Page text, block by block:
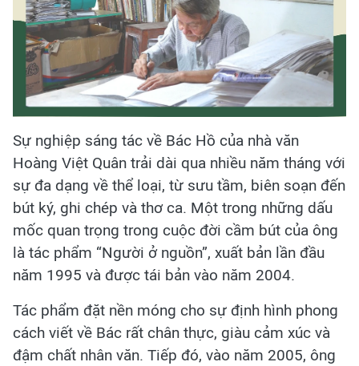
Sự nghiệp sáng tác về Bác Hồ của nhà văn
Hoàng Việt Quân trải dài qua nhiều năm tháng với
sự đa dạng về thể loại, từ sưu tầm, biên soạn đến
bút ký, ghi chép và thơ ca. Một trong những dấu
mốc quan trọng trong cuộc đời cầm bút của ông
là tác phẩm “Người ở nguồn”, xuất bản lần đầu
năm 1995 và được tái bản vào năm 2004.
Tác phẩm đặt nền móng cho sự định hình phong
cách viết về Bác rất chân thực, giàu cảm xúc và
đậm chất nhân văn. Tiếp đó, vào năm 2005, ông